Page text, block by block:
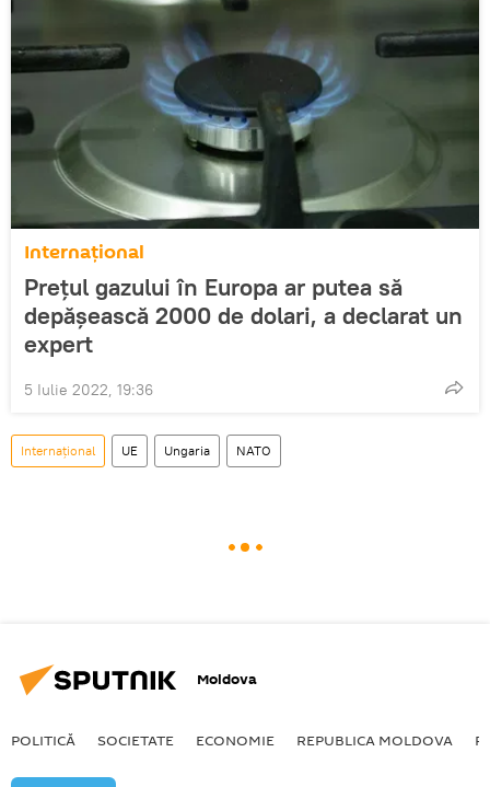
Internațional
Prețul gazului în Europa ar putea să
depășească 2000 de dolari, a declarat un
expert
5 Iulie 2022, 19:36
Internațional UE Ungaria NATO
Moldova
POLITICĂ SOCIETATE ECONOMIE REPUBLICA MOLDOVA